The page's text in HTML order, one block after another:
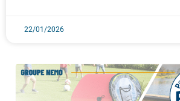
22/01/2026